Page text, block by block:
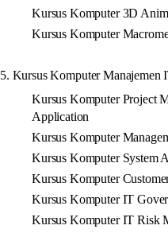
Kursus Komputer 3D
Kursus Komputer
5. Kursus Komputer Manajemen
Kursus Komputer Project
Application
Kursus Komputer
Kursus Komputer System
Kursus Komputer
Kursus Komputer IT
Kursus Komputer IT Risk